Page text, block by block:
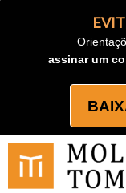
assinar um